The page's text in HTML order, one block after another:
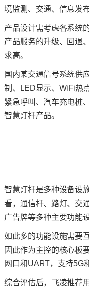
境监测、交通、信息发
产品设计需考虑各系统
产品服务的升级、回退
求高。
国内某交通信号系统供
制、LED显示、WiFi热
紧急呼叫、汽车充电桩
智慧灯杆产品。
智慧灯杆是多种设备设
看，通信杆、路灯、交通
广告牌等多种主要功能
如此多的功能设施需要
因此作为主控的核心板
网口和UART，支持5G
综合评估后， 飞凌推荐